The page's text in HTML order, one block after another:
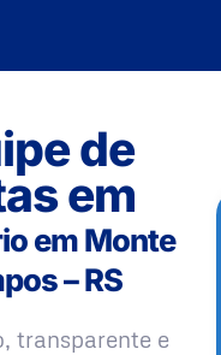
de
em
em Monte
– RS
transparente e